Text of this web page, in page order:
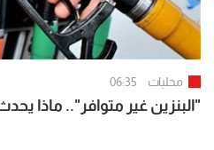
محليات 06:35
"البنزين غير متوافر".. ماذا